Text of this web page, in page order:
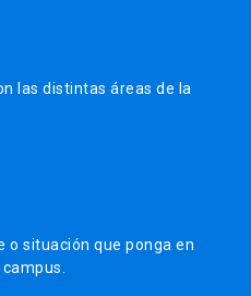
las distintas áreas de la
o situación que ponga en